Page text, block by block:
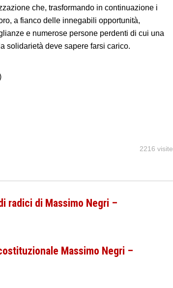
che, trasformando in continuazione i
a fianco delle innegabili opportunità,
e numerose persone perdenti di cui una
solidarietà deve sapere farsi carico.
2216 visite
radici di Massimo Negri –
Massimo Negri –